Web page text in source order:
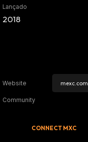
Lançado
2018
Website mexc.com
Community
CONNECT MXC